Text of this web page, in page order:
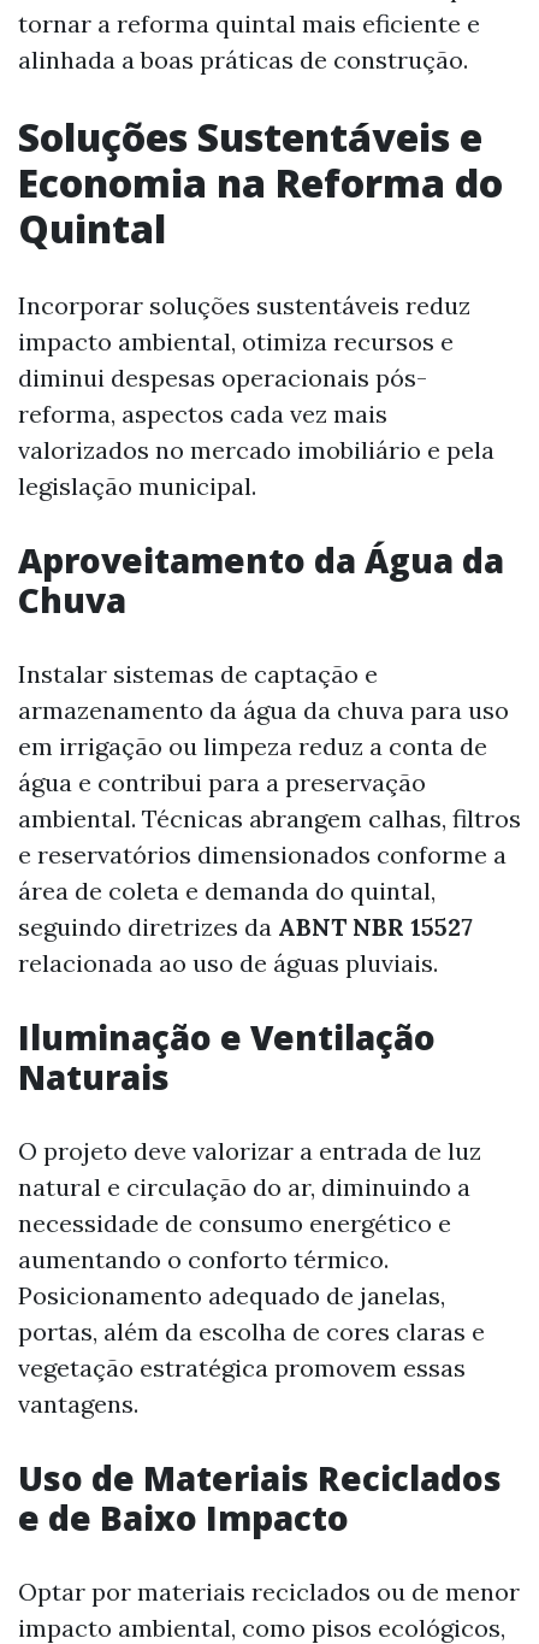
tornar a reforma quintal mais eficiente e
alinhada a boas práticas de construção.
Soluções Sustentáveis e
Economia na Reforma do
Quintal
Incorporar soluções sustentáveis reduz
impacto ambiental, otimiza recursos e
diminui despesas operacionais pós-
reforma, aspectos cada vez mais
valorizados no mercado imobiliário e pela
legislação municipal.
Aproveitamento da Água da
Chuva
Instalar sistemas de captação e
armazenamento da água da chuva para uso
em irrigação ou limpeza reduz a conta de
água e contribui para a preservação
ambiental. Técnicas abrangem calhas, filtros
e reservatórios dimensionados conforme a
área de coleta e demanda do quintal,
seguindo diretrizes da ABNT NBR 15527
relacionada ao uso de águas pluviais.
Iluminação e Ventilação
Naturais
O projeto deve valorizar a entrada de luz
natural e circulação do ar, diminuindo a
necessidade de consumo energético e
aumentando o conforto térmico.
Posicionamento adequado de janelas,
portas, além da escolha de cores claras e
vegetação estratégica promovem essas
vantagens.
Uso de Materiais Reciclados
e de Baixo Impacto
Optar por materiais reciclados ou de menor
impacto ambiental, como pisos ecológicos,